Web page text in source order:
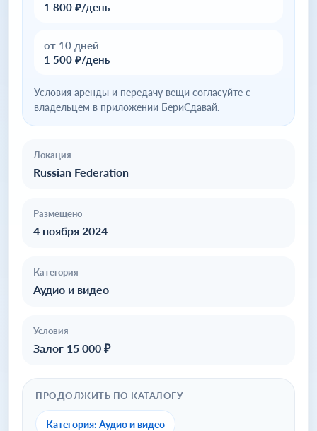
1 800 ₽/день
от 10 дней
1 500 ₽/день
Условия аренды и передачу вещи согласуйте с
владельцем в приложении БериСдавай.
Локация
Russian Federation
Размещено
4 ноября 2024
Категория
Аудио и видео
Условия
Залог 15 000 ₽
ПРОДОЛЖИТЬ ПО КАТАЛОГУ
Категория: Аудио и видео